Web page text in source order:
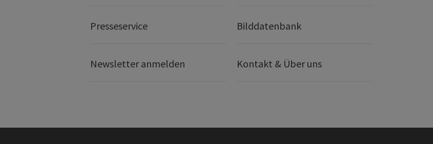
Presseservice Bilddatenbank
Newsletter anmelden Kontakt & Über uns